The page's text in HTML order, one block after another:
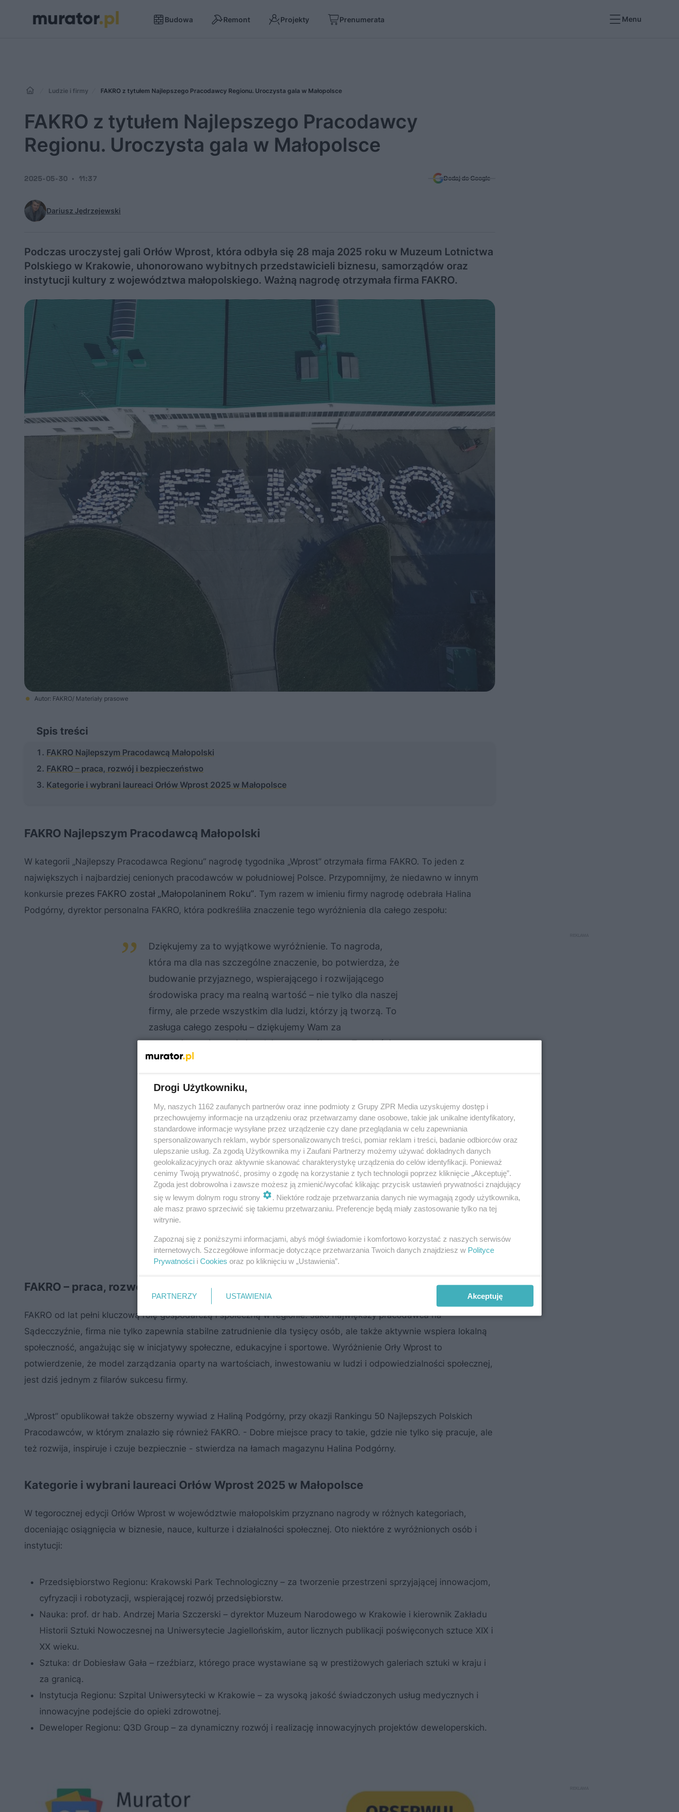
Budowa Remont Projekty Prenumerata Menu
Ludzie i firmy FAKRO z tytułem Najlepszego Pracodawcy Regionu. Uroczysta gala w Małopolsce
FAKRO z tytułem Najlepszego Pracodawcy
Regionu. Uroczysta gala w Małopolsce
Dariusz Jędrzejewski
2025-05-30 11:37 Dodaj do Google
Podczas uroczystej gali Orłów Wprost, która odbyła się 28 maja 2025 roku w Muzeum Lotnictwa
Polskiego w Krakowie, uhonorowano wybitnych przedstawicieli biznesu, samorządów oraz
instytucji kultury z województwa małopolskiego. Ważną nagrodę otrzymała firma FAKRO.
Autor: FAKRO/ Materiały prasowe
Spis treści
FAKRO Najlepszym Pracodawcą Małopolski
FAKRO – praca, rozwój i bezpieczeństwo
Kategorie i wybrani laureaci Orłów Wprost 2025 w Małopolsce
FAKRO Najlepszym Pracodawcą Małopolski
W kategorii „Najlepszy Pracodawca Regionu” nagrodę tygodnika „Wprost” otrzymała firma FAKRO. To jeden z
największych i najbardziej cenionych pracodawców w południowej Polsce. Przypomnijmy, że niedawno w innym
konkursie prezes FAKRO został „Małopolaninem Roku”. Tym razem w imieniu firmy nagrodę odebrała Halina
Podgórny, dyrektor personalna FAKRO, która podkreśliła znaczenie tego wyróżnienia dla całego zespołu:
Dziękujemy za to wyjątkowe wyróżnienie. To nagroda,
która ma dla nas szczególne znaczenie, bo potwierdza, że
budowanie przyjaznego, wspierającego i rozwijającego
środowiska pracy ma realną wartość – nie tylko dla naszej
firmy, ale przede wszystkim dla ludzi, którzy ją tworzą. To
zasługa całego zespołu – dziękujemy Wam za
zaangażowanie, pasję i codzienną współpracę. Z radością
przyjmujemy tę nagrodę jako dowód uznania dla naszego
na Sądecczyźnie oraz wspieranie rozwoju całego regionu.
FAKRO – praca, rozwój i bezpieczeństwo
FAKRO od lat pełni kluczową rolę gospodarczą i społeczną w regionie. Jako największy pracodawca na
Sądecczyźnie, firma nie tylko zapewnia stabilne zatrudnienie dla tysięcy osób, ale także aktywnie wspiera lokalną
społeczność, angażując się w inicjatywy społeczne, edukacyjne i sportowe. Wyróżnienie Orły Wprost to
potwierdzenie, że model zarządzania oparty na wartościach, inwestowaniu w ludzi i odpowiedzialności społecznej,
jest dziś jednym z filarów sukcesu firmy.
„Wprost” opublikował także obszerny wywiad z Haliną Podgórny, przy okazji Rankingu 50 Najlepszych Polskich
Pracodawców, w którym znalazło się również FAKRO. - Dobre miejsce pracy to takie, gdzie nie tylko się pracuje, ale
też rozwija, inspiruje i czuje bezpiecznie - stwierdza na łamach magazynu Halina Podgórny.
Kategorie i wybrani laureaci Orłów Wprost 2025 w Małopolsce
W tegorocznej edycji Orłów Wprost w województwie małopolskim przyznano nagrody w różnych kategoriach,
doceniając osiągnięcia w biznesie, nauce, kulturze i działalności społecznej. Oto niektóre z wyróżnionych osób i
instytucji:
Przedsiębiorstwo Regionu: Krakowski Park Technologiczny – za tworzenie przestrzeni sprzyjającej innowacjom,
cyfryzacji i robotyzacji, wspierającej rozwój przedsiębiorstw.
Nauka: prof. dr hab. Andrzej Maria Szczerski – dyrektor Muzeum Narodowego w Krakowie i kierownik Zakładu
Historii Sztuki Nowoczesnej na Uniwersytecie Jagiellońskim, autor licznych publikacji poświęconych sztuce XIX i
XX wieku.
Sztuka: dr Dobiesław Gała – rzeźbiarz, którego prace wystawiane są w prestiżowych galeriach sztuki w kraju i
za granicą.
Instytucja Regionu: Szpital Uniwersytecki w Krakowie – za wysoką jakość świadczonych usług medycznych i
innowacyjne podejście do opieki zdrowotnej.
Deweloper Regionu: Q3D Group – za dynamiczny rozwój i realizację innowacyjnych projektów deweloperskich.
Drogi Użytkowniku,
My, naszych 1162 zaufanych partnerów oraz inne podmioty z Grupy ZPR Media uzyskujemy dostęp i
przechowujemy informacje na urządzeniu oraz przetwarzamy dane osobowe, takie jak unikalne identyfikatory,
standardowe informacje wysyłane przez urządzenie czy dane przeglądania w celu zapewniania
spersonalizowanych reklam, wybór spersonalizowanych treści, pomiar reklam i treści, badanie odbiorców oraz
ulepszanie usług. Za zgodą Użytkownika my i Zaufani Partnerzy możemy używać dokładnych danych
geolokalizacyjnych oraz aktywnie skanować charakterystykę urządzenia do celów identyfikacji. Ponieważ
cenimy Twoją prywatność, prosimy o zgodę na korzystanie z tych technologii poprzez kliknięcie „Akceptuję”.
Zgoda jest dobrowolna i zawsze możesz ją zmienić/wycofać klikając przycisk ustawień prywatności znajdujący
się w lewym dolnym rogu strony
. Niektóre rodzaje przetwarzania danych nie wymagają zgody użytkownika,
ale masz prawo sprzeciwić się takiemu przetwarzaniu. Preferencje będą miały zastosowanie tylko na tej
witrynie.
Zapoznaj się z poniższymi informacjami, abyś mógł świadomie i komfortowo korzystać z naszych serwisów
internetowych. Szczegółowe informacje dotyczące przetwarzania Twoich danych znajdziesz w Polityce
Prywatności i Cookies oraz po kliknięciu w „Ustawienia”.
PARTNERZY USTAWIENIA Akceptuję